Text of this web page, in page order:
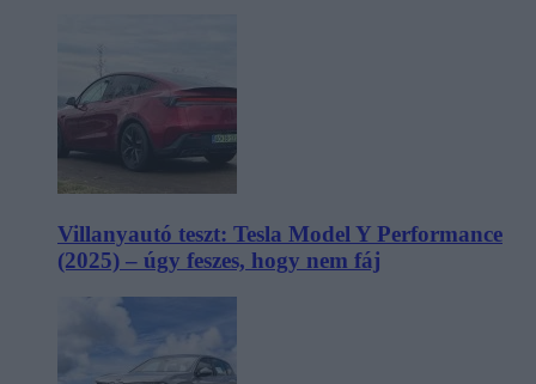
Villanyautó teszt: Tesla Model Y Performance
(2025) – úgy feszes, hogy nem fáj